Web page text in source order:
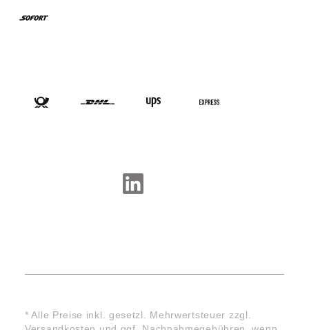
* Alle Preise inkl. gesetzl. Mehrwertsteuer zzgl.